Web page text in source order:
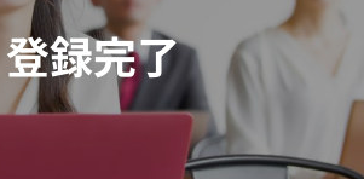
登録完了